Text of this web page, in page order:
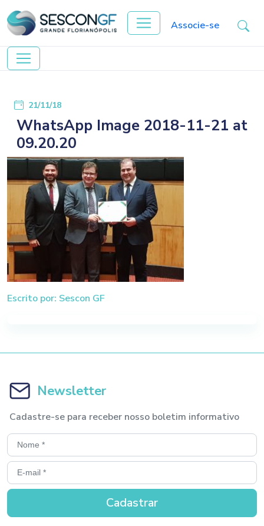
Associe-se
21/11/18
WhatsApp Image 2018-11-21 at
09.20.20
Escrito por: Sescon GF
Newsletter
Cadastre-se para receber nosso boletim informativo